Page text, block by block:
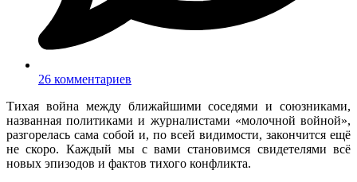
26 комментариев
Тихая война между ближайшими соседями и союзниками,
названная политиками и журналистами «молочной войной»,
разгорелась сама собой и, по всей видимости, закончится ещё
не скоро. Каждый мы с вами становимся свидетелями всё
новых эпизодов и фактов тихого конфликта.